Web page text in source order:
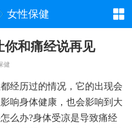
女性保健
你和痛经说再见
健
经历过的情况，它的出现会
响身体健康，也会影响到大
么办?身体受凉是导致痛经